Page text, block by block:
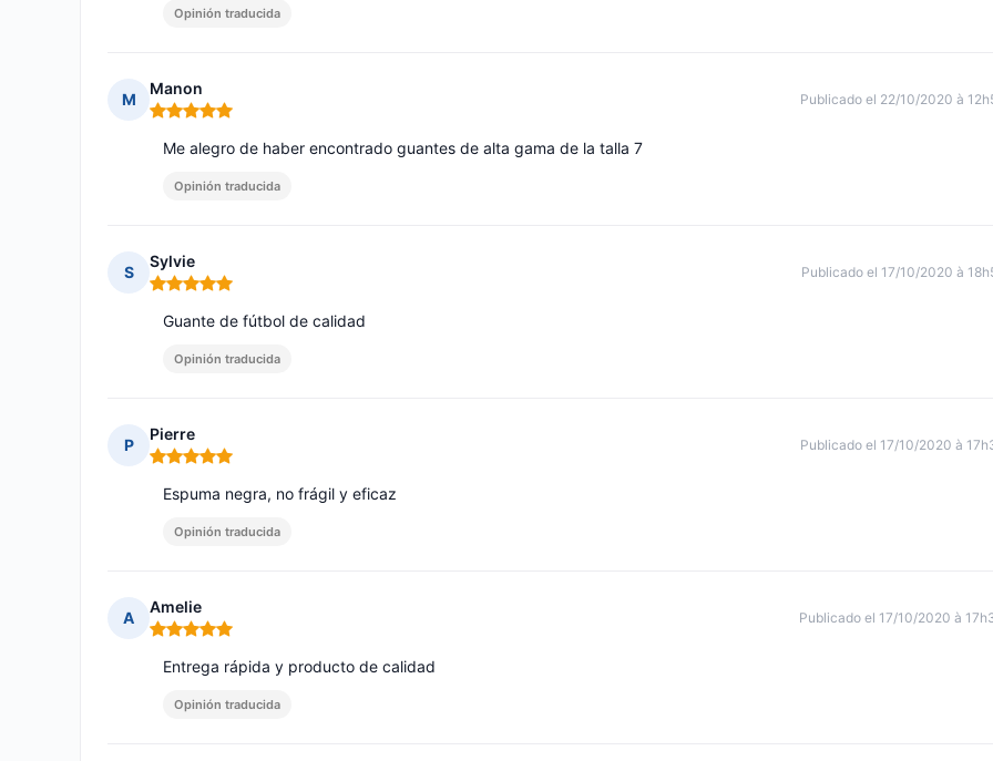
Opinión traducida
M
Manon
Nota: 5 de 5
Publicado el 22/10/2020 à
Me alegro de haber encontrado guantes de alta gama de la talla 7
Opinión traducida
S
Sylvie
Nota: 5 de 5
Publicado el 17/10/2020 à
Guante de fútbol de calidad
Opinión traducida
P
Pierre
Nota: 5 de 5
Publicado el 17/10/2020 à
Espuma negra, no frágil y eficaz
Opinión traducida
A
Amelie
Nota: 5 de 5
Publicado el 17/10/2020 à
Entrega rápida y producto de calidad
Opinión traducida